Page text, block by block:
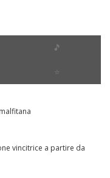
🎵
⭐️
vincitrice a partire da